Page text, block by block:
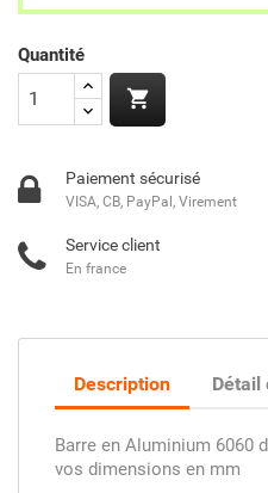
Quantité

Paiement sécurisé
VISA, CB, PayPal, Virement
Service client
En france
Description Détail
Barre en Aluminium 6060
vos dimensions en mm